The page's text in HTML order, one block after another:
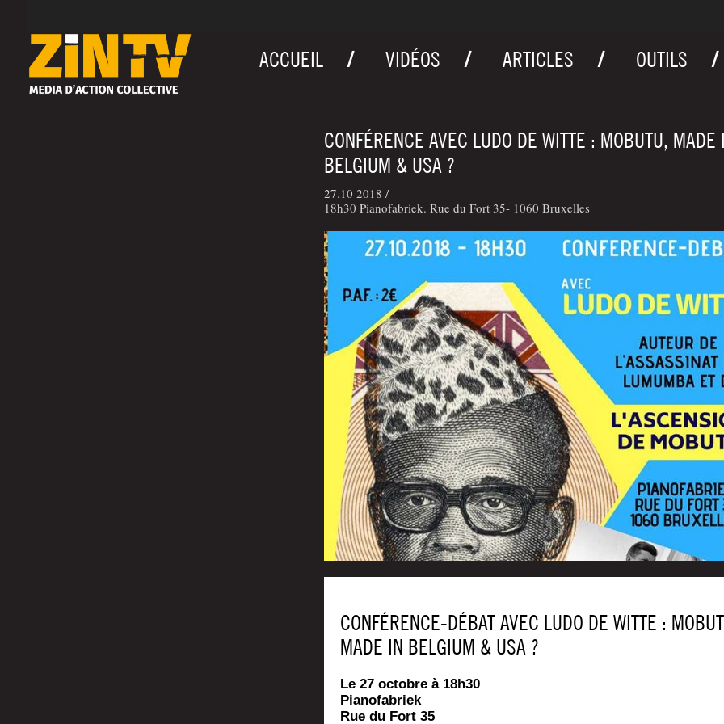
ACCUEIL VIDÉOS ARTICLES OUTILS
CONFÉRENCE AVEC LUDO DE WITTE : MOBUTU, MADE
BELGIUM & USA ?
27.10 2018 /
18h30 Pianofabriek. Rue du Fort 35- 1060 Bruxelles
CONFÉRENCE-DÉBAT AVEC LUDO DE WITTE :
MADE IN BELGIUM & USA ?
Le 27 octobre à 18h30
Pianofabriek
Rue du Fort 35